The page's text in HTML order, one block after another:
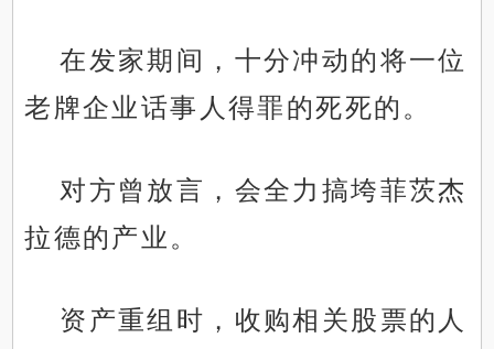
在发家期间，十分冲动的将一位
老牌企业话事人得罪的死死的。
对方曾放言，会全力搞垮菲茨杰
拉德的产业。
资产重组时，收购相关股票的人